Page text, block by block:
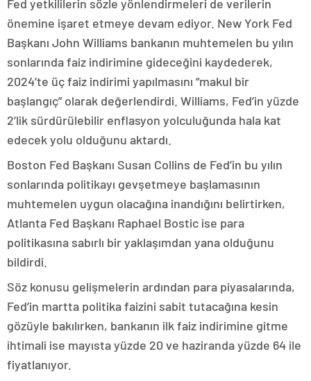
Fed yetkililerin sözle yönlendirmeleri de verilerin
önemine işaret etmeye devam ediyor. New York Fed
Başkanı John Williams bankanın muhtemelen bu yılın
sonlarında faiz indirimine gideceğini kaydederek,
2024’te üç faiz indirimi yapılmasını “makul bir
başlangıç” olarak değerlendirdi. Williams, Fed’in yüzde
2’lik sürdürülebilir enflasyon yolculuğunda hala kat
edecek yolu olduğunu aktardı.
Boston Fed Başkanı Susan Collins de Fed’in bu yılın
sonlarında politikayı gevşetmeye başlamasının
muhtemelen uygun olacağına inandığını belirtirken,
Atlanta Fed Başkanı Raphael Bostic ise para
politikasına sabırlı bir yaklaşımdan yana olduğunu
bildirdi.
Söz konusu gelişmelerin ardından para piyasalarında,
Fed’in martta politika faizini sabit tutacağına kesin
gözüyle bakılırken, bankanın ilk faiz indirimine gitme
ihtimali ise mayısta yüzde 20 ve haziranda yüzde 64 ile
fiyatlanıyor.